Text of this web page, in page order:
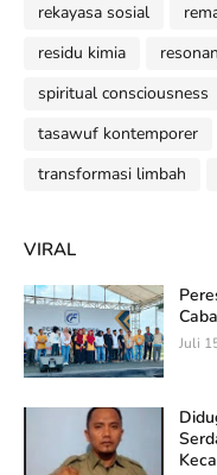
rekayasa sosial
residu kimia
spiritual consciousness
tasawuf kontemporer
transformasi limbah
VIRAL
Juli